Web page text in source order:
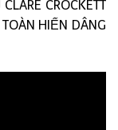
CROCKETT
HIẾN DÂNG